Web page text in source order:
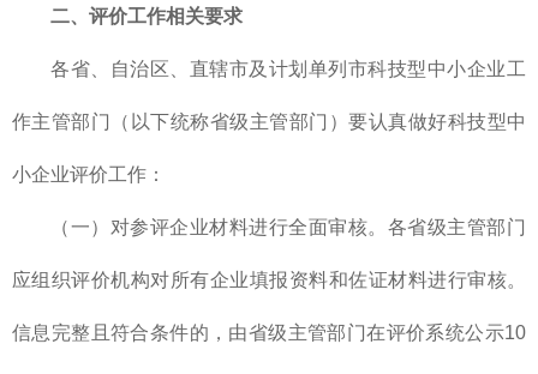
二、评价工作相关要求
各省、自治区、直辖市及计划单列市科技型中小企业工
作主管部门（以下统称省级主管部门）要认真做好科技型中
小企业评价工作：
（一）对参评企业材料进行全面审核。各省级主管部门
应组织评价机构对所有企业填报资料和佐证材料进行审核。
信息完整且符合条件的，由省级主管部门在评价系统公示10